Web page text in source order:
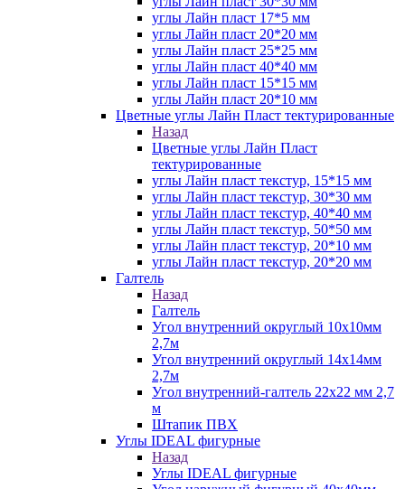
углы Лайн пласт 17*5 мм
углы Лайн пласт 20*20 мм
углы Лайн пласт 25*25 мм
углы Лайн пласт 40*40 мм
углы Лайн пласт 15*15 мм
углы Лайн пласт 20*10 мм
Цветные углы Лайн Пласт тектурированные
Назад
Цветные углы Лайн Пласт
тектурированные
углы Лайн пласт текстур, 15*15 мм
углы Лайн пласт текстур, 30*30 мм
углы Лайн пласт текстур, 40*40 мм
углы Лайн пласт текстур, 50*50 мм
углы Лайн пласт текстур, 20*10 мм
углы Лайн пласт текстур, 20*20 мм
Галтель
Назад
Галтель
Угол внутренний округлый 10х10мм
2,7м
Угол внутренний округлый 14х14мм
2,7м
Угол внутренний-галтель 22х22 мм 2,7
м
Штапик ПВХ
Углы IDEAL фигурные
Назад
Углы IDEAL фигурные